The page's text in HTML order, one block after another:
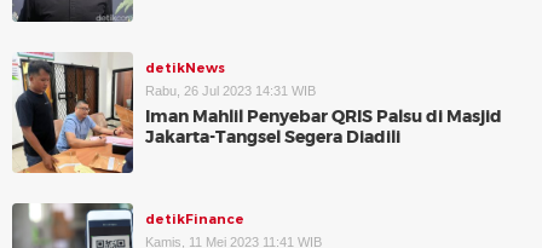
detikNews
Rabu, 26 Jul 2023 14:31 WIB
Iman Mahlil Penyebar QRIS Palsu di Masjid
Jakarta-Tangsel Segera Diadili
detikFinance
Kamis, 11 Mei 2023 11:41 WIB